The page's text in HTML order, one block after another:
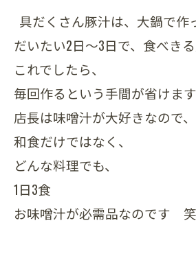
具だくさん豚汁は、大鍋で作
だいたい2日～3日で、食べきる
これでしたら、
毎回作るという手間が省けます
店長は味噌汁が大好きなので、
和食だけではなく、
どんな料理でも、
1日3食
お味噌汁が必需品なのです 笑